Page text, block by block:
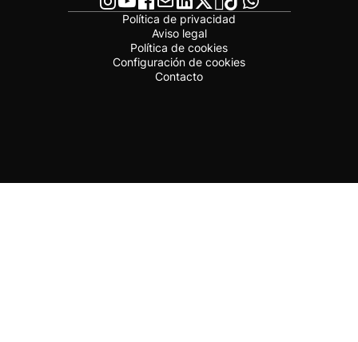
Política de privacidad
Aviso legal
Política de cookies
Configuración de cookies
Contacto